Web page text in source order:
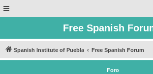
Free Spanish
Spanish Institute of Puebla Free Spanish Forum
Foro